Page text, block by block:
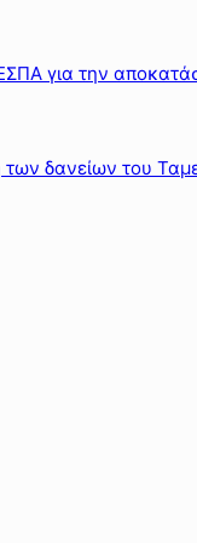
για την
δανείων του